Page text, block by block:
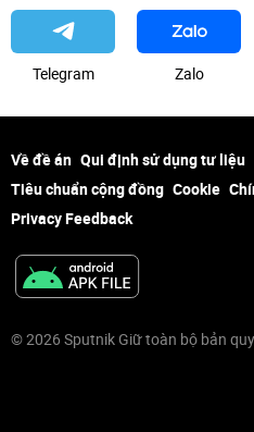
Telegram Zalo
Về đề án Qui định sử dụng tư liệu
Tiêu chuẩn cộng đồng Cookie
Privacy Feedback
© 2026 Sputnik Giữ toàn bộ bản